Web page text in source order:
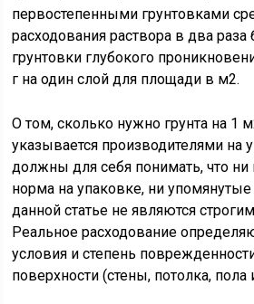
первостепенными грунтовками
расходования раствора в два
грунтовки глубокого
г на один слой для площади в м2.
О том, сколько нужно грунта на 1
указывается производителями на
должны для себя понимать, что ни
норма на упаковке, ни
данной статье не являются
Реальное расходование
условия и степень
поверхности (стены, потолка, пола